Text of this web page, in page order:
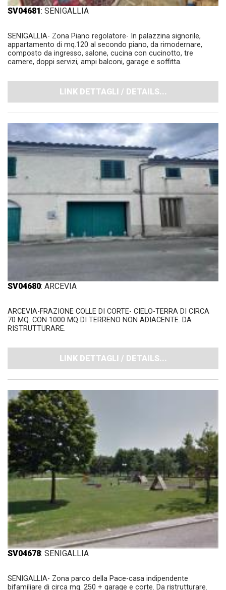
SV04681: SENIGALLIA
SENIGALLIA- Zona Piano regolatore- In palazzina signorile,
appartamento di mq.120 al secondo piano, da rimodernare,
composto da ingresso, salone, cucina con cucinotto, tre
camere, doppi servizi, ampi balconi, garage e soffitta.
LINK DETTAGLI / DETAILS...
SV04680: ARCEVIA
ARCEVIA-FRAZIONE COLLE DI CORTE- CIELO-TERRA DI CIRCA
70 MQ. CON 1000 MQ DI TERRENO NON ADIACENTE. DA
RISTRUTTURARE.
LINK DETTAGLI / DETAILS...
SV04678: SENIGALLIA
SENIGALLIA- Zona parco della Pace-casa indipendente
bifamiliare di circa mq. 250 + garage e corte. Da ristrutturare.